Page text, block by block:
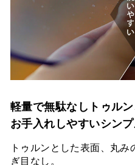
軽量で無駄なしトゥルン
お手入れしやすいシン
トゥルンとした表面、丸
ぎ目なし。